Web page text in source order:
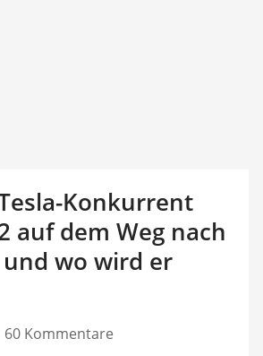
Konkurrent
auf dem Weg nach
und wo wird er
60 Kommentare